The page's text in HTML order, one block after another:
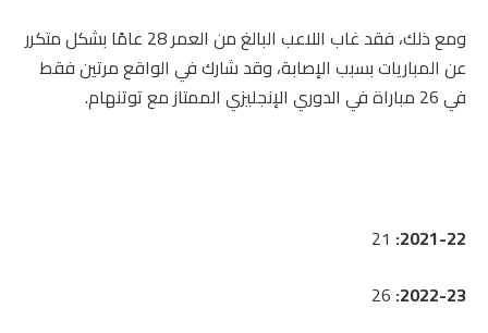
ومع ذلك، فقد غاب اللاعب البالغ من العمر 28 عامًا بشكل متكرر
عن المباريات بسبب الإصابة، وقد شارك في الواقع مرتين فقط
في 26 مباراة في الدوري الإنجليزي الممتاز مع توتنهام.
2021-22:
2022-23: